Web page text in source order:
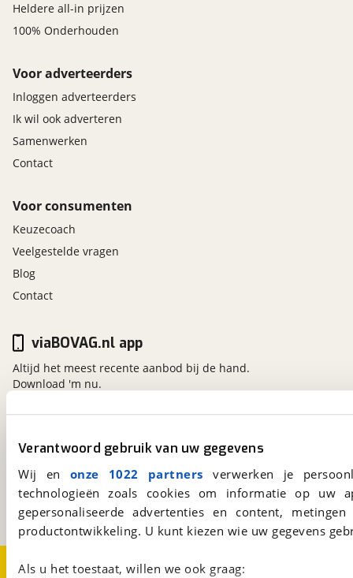
Verantwoord gebruik van uw gegevens
Wij en onze 1022 partners verwerken je
technologieën zoals cookies om informatie op
gepersonaliseerde advertenties en content,
productontwikkeling. U kunt kiezen wie uw gegevens
Als u het toestaat, willen we ook graag:
Heldere all-in prijzen
100% Onderhouden
Voor adverteerders
Inloggen adverteerders
Ik wil ook adverteren
Samenwerken
Contact
Voor consumenten
Keuzecoach
Veelgestelde vragen
Blog
Contact
viaBOVAG.nl
Kosterijland 15
3981 AJ
Bunnik
Een initiatief van
BOVAG
viaBOVAG.nl app
Altijd het meest recente aanbod bij de hand.
Download 'm nu.
Over viaBOVAG.nl
Disclaimer- en Privacyverklaring